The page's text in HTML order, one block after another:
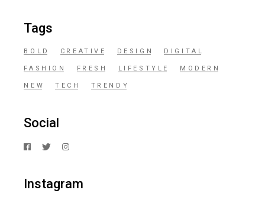
Tags
BOLD CREATIVE DESIGN DIGITAL
FASHION FRESH LIFESTYLE MODERN
NEW TECH TRENDY
Social
Instagram